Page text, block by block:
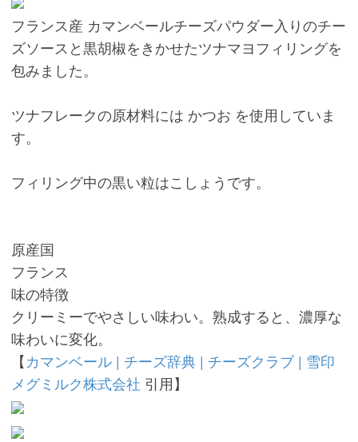
フランス産 カマンベールチーズパウダー入りのチー
ズソースと黒胡椒をきかせたツナマヨフィリングを
包みました。
ツナフレークの原材料には かつお を使用していま
す。
フィリング中の黒い粒はこしょうです。
原産国
フランス
味の特徴
クリーミーでやさしい味わい。熟成すると、濃厚な
味わいに変化。
【カマンベール | チーズ辞典 | チーズクラブ | 雪印
メグミルク株式会社 引用】